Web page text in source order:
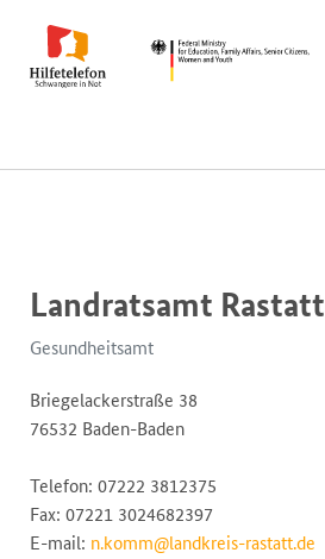
Landratsamt Rastatt
Gesundheitsamt
Briegelackerstraße 38
76532 Baden-Baden
Telefon: 07222 3812375
Fax: 07221 3024682397
E-mail: n.komm@landkreis-rastatt.de